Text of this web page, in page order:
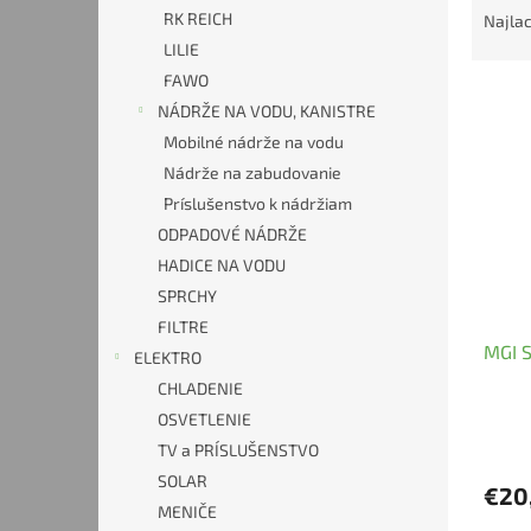
RK REICH
LILIE
FAWO
NÁDRŽE NA VODU, KANISTRE
Mobilné nádrže na vodu
Nádrže na zabudovanie
Príslušenstvo k nádržiam
ODPADOVÉ NÁDRŽE
HADICE NA VODU
SPRCHY
FILTRE
ELEKTRO
CHLADENIE
OSVETLENIE
TV a PRÍSLUŠENSTVO
SOLAR
MENIČE
MGI